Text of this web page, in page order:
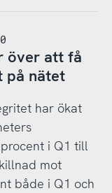
över att få
på nätet
har ökat
i Q1 till
mot
både i Q1 och